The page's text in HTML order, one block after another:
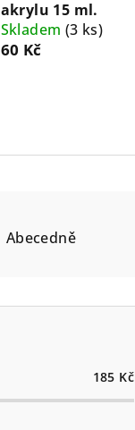
akrylu 15 ml.
Skladem (3 ks)
60 Kč
Abecedně
185 Kč